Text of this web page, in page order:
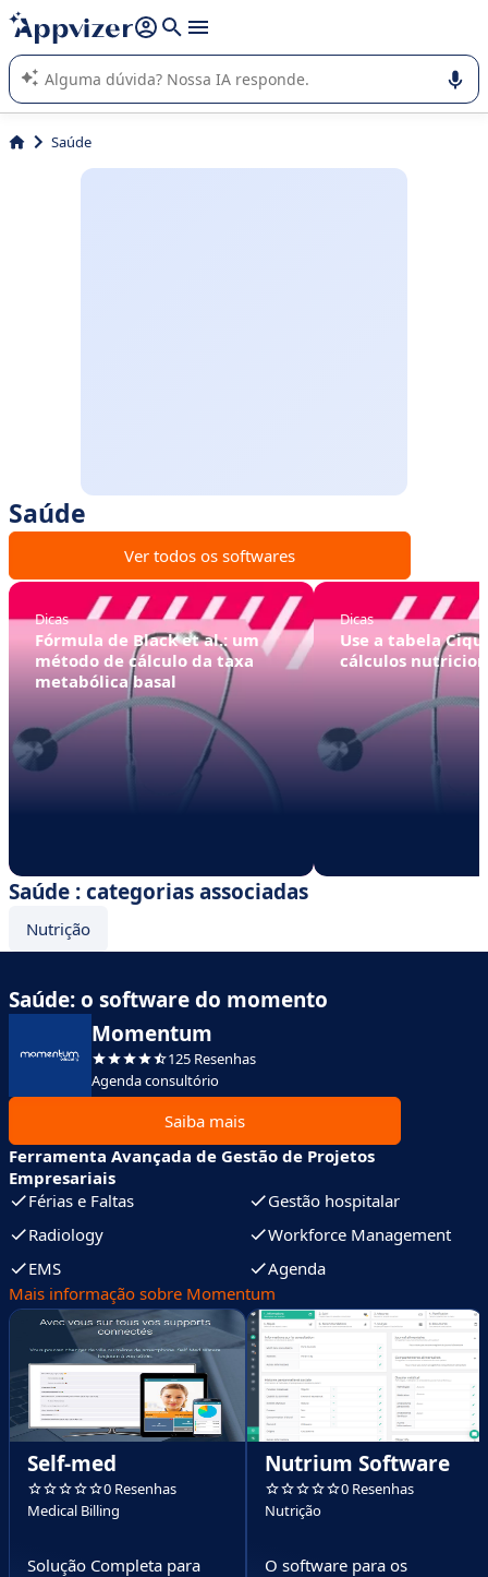
de nossa IA (várias linhas com
A IA do Appvizer o orienta no uso ou na seleção de software
SaaS para sua empresa.
Saúde
Saúde
Ver todos os softwares
Dicas
Fórmula de Black et al.: um
método de cálculo da taxa
metabólica basal
Dicas
Use a tabela
cálculos
Saúde : categorias associadas
Nutrição
Saúde: o software do momento
Momentum
125 Resenhas
Agenda consultório
Saiba mais
Ferramenta Avançada de Gestão de Projetos
Empresariais
Férias e Faltas
Gestão hospitalar
Radiology
Workforce Management
EMS
Agenda
Mais informação sobre Momentum
Self-med
0 Resenhas
Medical Billing
Solução Completa para
Nutrium Software
0 Resenhas
Nutrição
O software para os